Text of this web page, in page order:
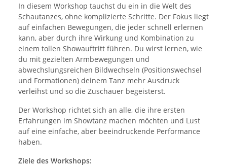
In diesem Workshop tauchst du ein in die Welt des
Schautanzes, ohne komplizierte Schritte. Der Fokus liegt
auf einfachen Bewegungen, die jeder schnell erlernen
kann, aber durch ihre Wirkung und Kombination zu
einem tollen Showauftritt führen. Du wirst lernen, wie
du mit gezielten Armbewegungen und
abwechslungsreichen Bildwechseln (Positionswechsel
und Formationen) deinem Tanz mehr Ausdruck
verleihst und so die Zuschauer begeisterst.
Der Workshop richtet sich an alle, die ihre ersten
Erfahrungen im Showtanz machen möchten und Lust
auf eine einfache, aber beeindruckende Performance
haben.
Ziele des Workshops: